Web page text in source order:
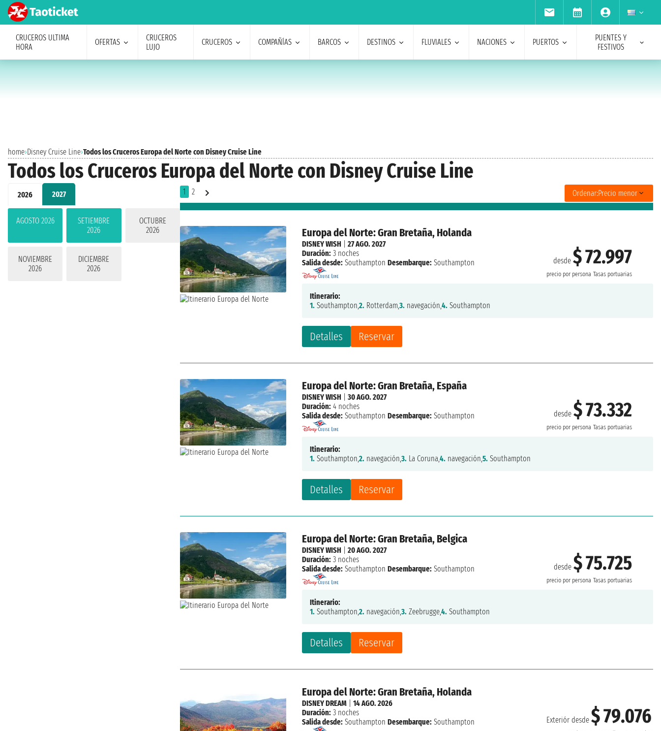
CRUCEROS ULTIMA
HORA
OFERTAS
CRUCEROS
LUJO
CRUCEROS COMPAÑÍAS BARCOS DESTINOS FLUVIALES NACIONES PUERTOS
PUENTES Y
FESTIVOS
home›Disney Cruise Line›Todos los Cruceros Europa del Norte con Disney Cruise Line
Todos los Cruceros Europa del Norte con Disney Cruise Line
2026 2027
AGOSTO 2026
SETIEMBRE
2026
OCTUBRE
2026
NOVIEMBRE
2026
DICIEMBRE
2026
1 2 Ordenar:Precio menor
Europa del Norte: Gran Bretaña, Holanda
desde$ 72.997
precio por persona Tasas portuarias
Detalles Reservar
DISNEY WISH |27 AGO. 2027
Duración: 3 noches
Salida desde: Southampton Desembarque: Southampton
Itinerario:
1. Southampton,2. Rotterdam,3. navegación,4. Southampton
Europa del Norte: Gran Bretaña, España
desde$ 73.332
precio por persona Tasas portuarias
Detalles Reservar
DISNEY WISH |30 AGO. 2027
Duración: 4 noches
Salida desde: Southampton Desembarque: Southampton
Itinerario:
1. Southampton,2. navegación,3. La Coruna,4. navegación,5. Southampton
Europa del Norte: Gran Bretaña, Belgica
desde$ 75.725
precio por persona Tasas portuarias
Detalles Reservar
DISNEY WISH |20 AGO. 2027
Duración: 3 noches
Salida desde: Southampton Desembarque: Southampton
Itinerario:
1. Southampton,2. navegación,3. Zeebrugge,4. Southampton
Europa del Norte: Gran Bretaña, Holanda
Exteriór desde$ 79.076
DISNEY DREAM |14 AGO. 2026
Duración: 3 noches
Salida desde: Southampton Desembarque: Southampton